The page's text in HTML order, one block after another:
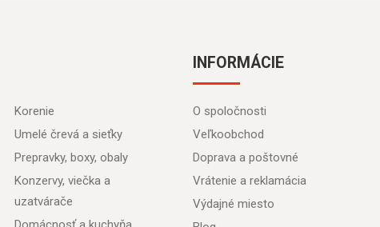
Korenie
Umelé črevá a sieťky
Prepravky, boxy, obaly
Konzervy, viečka a
uzatvárače
INFORMÁCIE
O spoločnosti
Veľkoobchod
Doprava a poštovné
Vrátenie a reklamácia
Výdajné miesto